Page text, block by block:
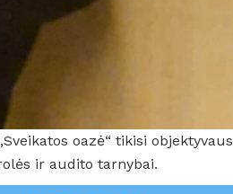
oazė“ tikisi objektyvaus
ir audito tarnybai.